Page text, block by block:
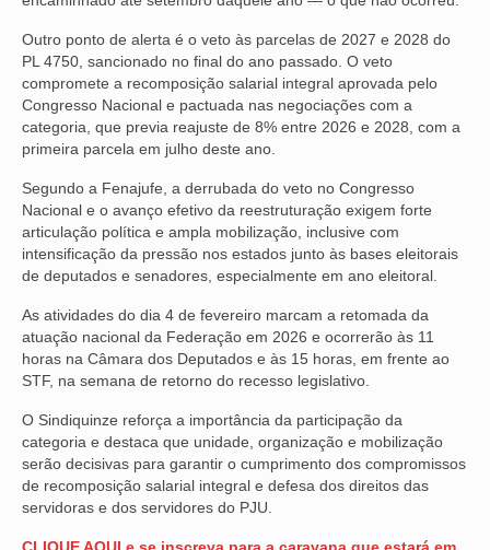
AGENTES DE POLÍCIA JUDICIAL
ANALISTAS JUDICIÁRIOS
ACESSIBILIDADE E INCLUSÃO
LGBTQIA+
MULHERES
OFICIAIS DE JUSTIÇA
SAÚDE
SOLIDARIEDADE
TÉCNICOS JUDICIÁRIOS
TECNOLOGIA DA INFORMAÇÃO
Outro ponto de alerta é o veto às parcelas de 2027 e 2028 do
PL 4750, sancionado no final do ano passado. O veto
compromete a recomposição salarial integral aprovada pelo
Congresso Nacional e pactuada nas negociações com a
categoria, que previa reajuste de 8% entre 2026 e 2028, com a
primeira parcela em julho deste ano.
Segundo a Fenajufe, a derrubada do veto no Congresso
Nacional e o avanço efetivo da reestruturação exigem forte
articulação política e ampla mobilização, inclusive com
intensificação da pressão nos estados junto às bases eleitorais
de deputados e senadores, especialmente em ano eleitoral.
As atividades do dia 4 de fevereiro marcam a retomada da
atuação nacional da Federação em 2026 e ocorrerão às 11
horas na Câmara dos Deputados e às 15 horas, em frente ao
STF, na semana de retorno do recesso legislativo.
O Sindiquinze reforça a importância da participação da
categoria e destaca que unidade, organização e mobilização
serão decisivas para garantir o cumprimento dos compromissos
de recomposição salarial integral e defesa dos direitos das
servidoras e dos servidores do PJU.